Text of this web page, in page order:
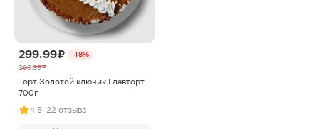
299.99 ₽
-18%
369.99 ₽
Торт Золотой ключик Главторт
700г
4.5· 22 отзыва